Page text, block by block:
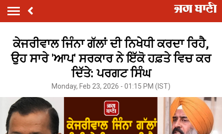
ਕੇਜਰੀਵਾਲ ਜਿੰਨਾ ਗੱਲਾਂ ਦੀ ਨਿਖੇਧੀ ਕਰਦਾ ਰਿਹੈ,
ਉਹ ਸਾਰੇ 'ਆਪ' ਸਰਕਾਰ ਨੇ ਇੱਕੋ ਹਫ਼ਤੇ ਵਿਚ ਕਰ
ਦਿੱਤੇ: ਪਰਗਟ ਸਿੰਘ
Monday, Feb 23, 2026 - 01:15 PM (IST)